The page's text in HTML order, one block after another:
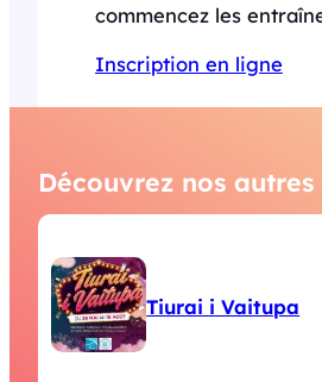
commencez les
Inscription en ligne
Découvrez nos
Tiurai i Vaitupa